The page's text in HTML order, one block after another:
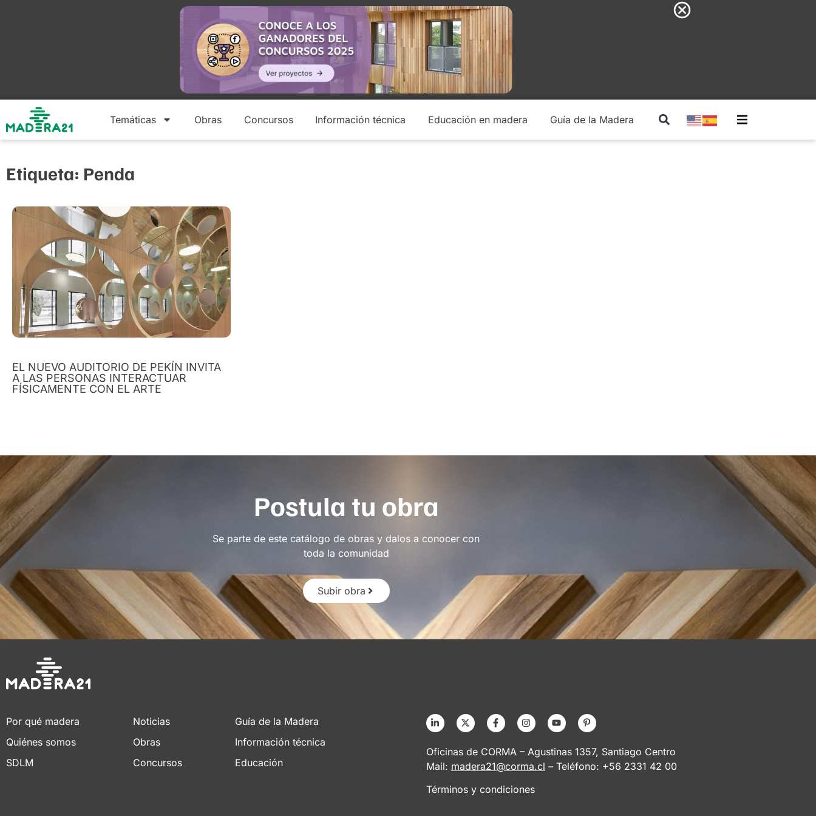
Temáticas Obras Concursos Información técnica Educación en madera Guía de la Madera
Etiqueta: Penda
EL NUEVO AUDITORIO DE PEKÍN INVITA
A LAS PERSONAS INTERACTUAR
FÍSICAMENTE CON EL ARTE
Postula tu obra
Se parte de este catálogo de obras y dalos a conocer con
toda la comunidad
Subir obra
Por qué madera
Quiénes somos
SDLM
Noticias
Obras
Concursos
Guía de la Madera
Información técnica
Educación
Oficinas de CORMA – Agustinas 1357, Santiago Centro
Mail: madera21@corma.cl – Teléfono: +56 2331 42 00
Términos y condiciones